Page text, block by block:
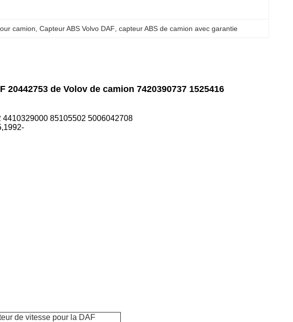
camion , Capteur ABS Volvo DAF , capteur ABS de camion avec garantie
de Volov de camion 7420390737 1525416
85105502 5006042708
de vitesse pour la DAF